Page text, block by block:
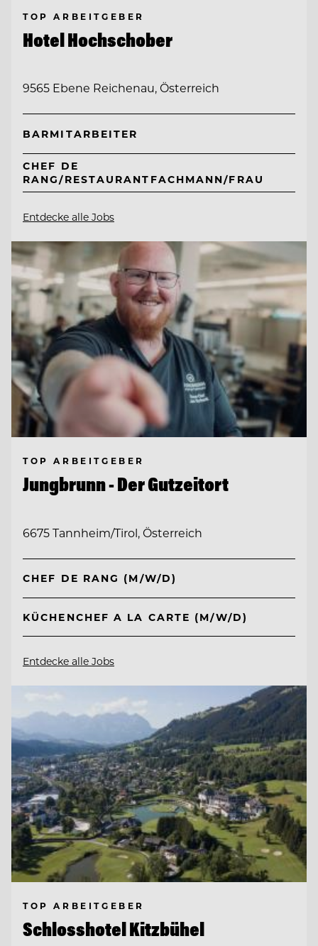
TOP ARBEITGEBER
Hotel Hochschober
9565 Ebene Reichenau, Österreich
BARMITARBEITER
CHEF DE
RANG/RESTAURANTFACHMANN/FRAU
Entdecke alle Jobs
TOP ARBEITGEBER
Jungbrunn - Der Gutzeitort
6675 Tannheim/Tirol, Österreich
CHEF DE RANG (M/W/D)
KÜCHENCHEF A LA CARTE (M/W/D)
Entdecke alle Jobs
TOP ARBEITGEBER
Schlosshotel Kitzbühel